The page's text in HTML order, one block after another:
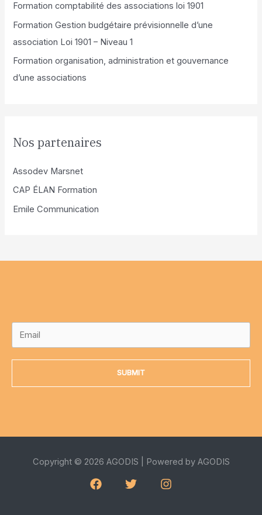
Formation comptabilité des associations loi 1901
Formation Gestion budgétaire prévisionnelle d’une
association Loi 1901 – Niveau 1
Formation organisation, administration et gouvernance
d’une associations
Nos partenaires
Assodev Marsnet
CAP ÉLAN Formation
Emile Communication
SUBMIT
Copyright © 2026 AGODIS | Powered by AGODIS